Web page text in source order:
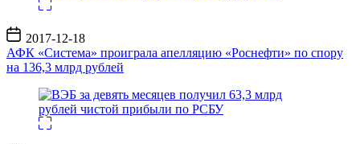
Дата
записи
2017-12-18
АФК «Система» проиграла апелляцию «Роснефти» по спору
на 136,3 млрд рублей